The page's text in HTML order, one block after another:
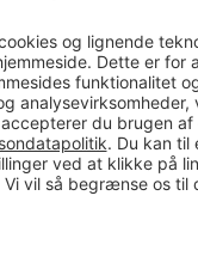
DIN EN 14470-1